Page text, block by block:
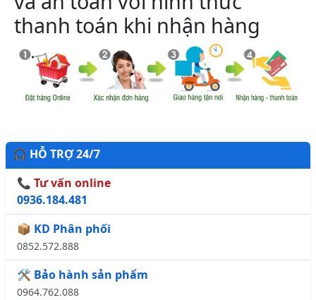
thanh toán khi nhận hàng
🎧 HỖ TRỢ 24/7
📞 Tư vấn online
0936.184.481
📦 KD Phân phối
0852.572.888
🛠️ Bảo hành sản phẩm
0964.762.088